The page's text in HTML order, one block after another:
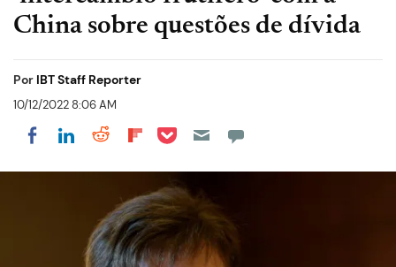
China sobre questões de dívida
Por IBT Staff Reporter
10/12/2022 8:06 AM
Share on Facebook
Share on LinkedIn
Share on Reddit
Share on Flipboard
Share on Pocket